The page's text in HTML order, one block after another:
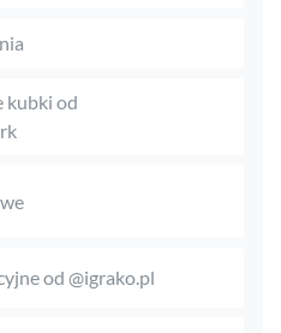
kubki od
od @igrako.pl